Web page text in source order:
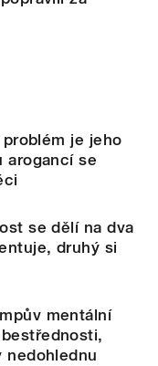
je jeho
arogancí se
se dělí na dva
druhý si
mentální
nedohlednu